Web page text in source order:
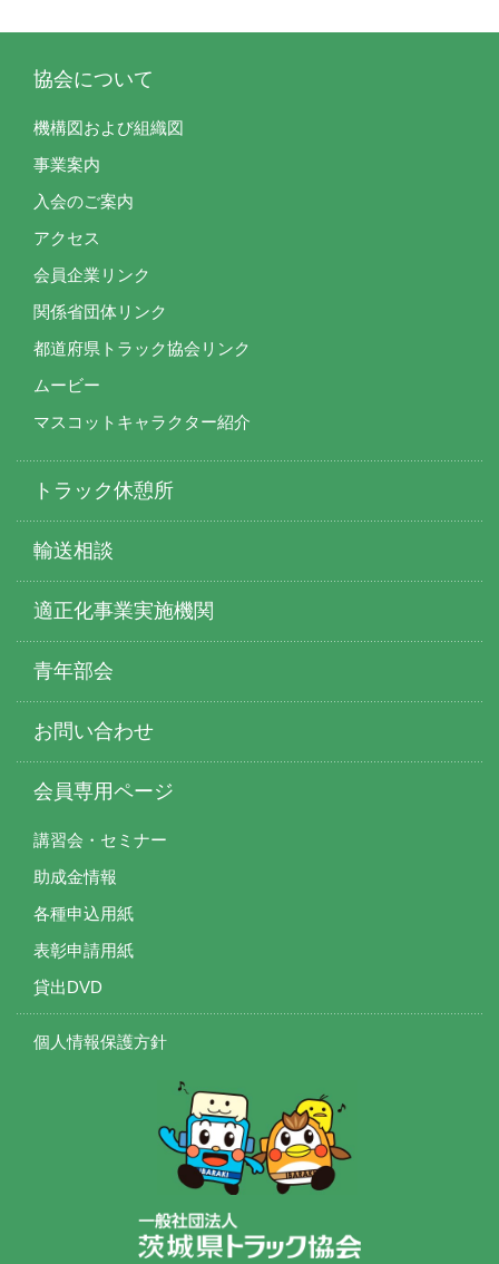
協会について
機構図および組織図
事業案内
入会のご案内
アクセス
会員企業リンク
関係省団体リンク
都道府県トラック協会リンク
ムービー
マスコットキャラクター紹介
トラック休憩所
輸送相談
適正化事業実施機関
青年部会
お問い合わせ
会員専用ページ
講習会・セミナー
助成金情報
各種申込用紙
表彰申請用紙
貸出DVD
個人情報保護方針